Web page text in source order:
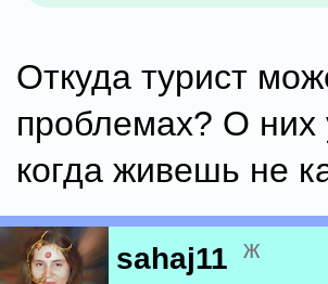
Откуда турист
проблемах? О них
когда живешь не
sahaj11 ж